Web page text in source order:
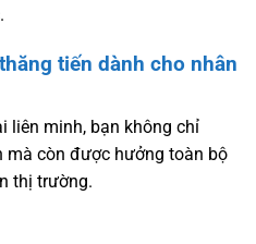
tiến dành cho nhân
liên minh, bạn không chỉ
mà còn được hưởng toàn bộ
thị trường.